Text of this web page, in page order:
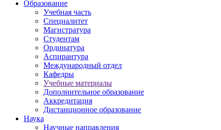
Образование
Учебная часть
Специалитет
Магистратура
Студентам
Ординатура
Аспирантура
Международный отдел
Кафедры
Учебные материалы
Дополнительное образование
Аккредитация
Дистанционное образование
Наука
Научные направления